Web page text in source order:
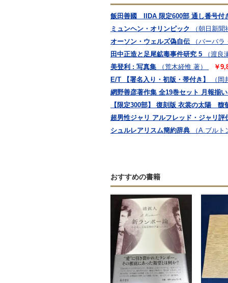
飯田善國 IIDA 限定600部 通し番号付
ミュンヘン・オリンピック
（朝日新聞
オーソン・ウェルズ偽自伝
（バーバ
田中正造と足尾鉱毒事件研究 5
（渡
美登利 : 写真集
（荒木経惟 著）
￥
E/T 【署名入り・初版・帯付き】
（
網野善彦著作集 全19巻セット 月報揃
【限定300部】 復刻版 衣裳の太陽 馥
超男性ジャリ アルフレッド・ジャリ評
シュルレアリスム簡約辞典
（A.ブル
おすすめの書籍